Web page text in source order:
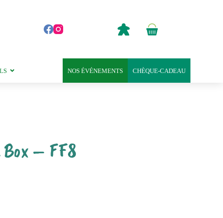
Panier
0,00
CHÈQUE-CADEAU
NOS ÉVÉNEMENTS
– FF8